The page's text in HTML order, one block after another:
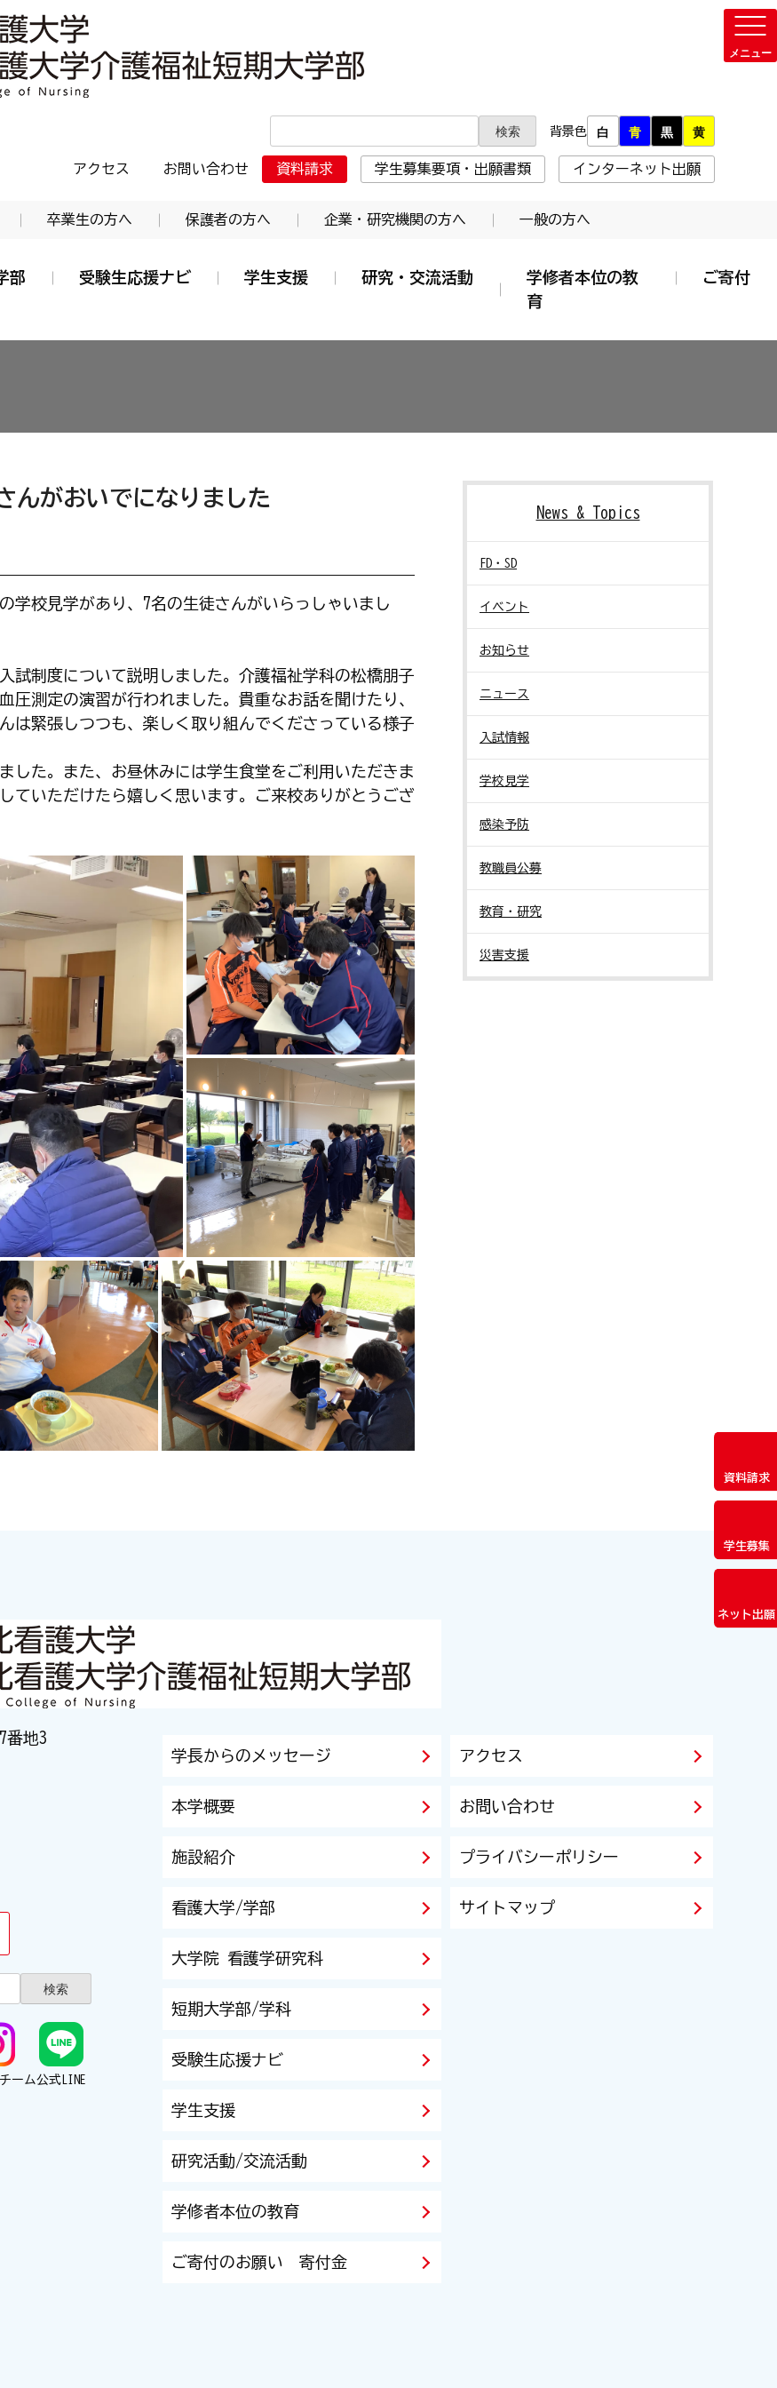
赤十字東北看護大学介護福祉短期大学部
背景色 白 青 黒 黄
アクセス お問い合わせ 資料請求 学生募集要項・出願書類 インターネット出願
卒業生の方へ 保護者の方へ 企業・研究機関の方へ 一般の方へ
部 受験生応援ナビ 学生支援 研究・交流活動
学修者本位の教
育
ご寄付
資料請求
学生募集
ネット出願
んがおいでになりました
学校見学があり、7名の生徒さんがいらっしゃいまし
試制度について説明しました。介護福祉学科の松橋朋子
圧測定の演習が行われました。貴重なお話を聞けたり、
は緊張しつつも、楽しく取り組んでくださっている様子
した。また、お昼休みには学生食堂をご利用いただきま
ていただけたら嬉しく思います。ご来校ありがとうござ
News & Topics
FD・SD
イベント
お知らせ
ニュース
入試情報
学校見学
感染予防
教職員公募
教育・研究
災害支援
番地3
ーム公式LINE
学長からのメッセージ
本学概要
施設紹介
看護大学/学部
大学院 看護学研究科
短期大学部/学科
受験生応援ナビ
学生支援
研究活動/交流活動
学修者本位の教育
ご寄付のお願い 寄付金
アクセス
お問い合わせ
プライバシーポリシー
サイトマップ